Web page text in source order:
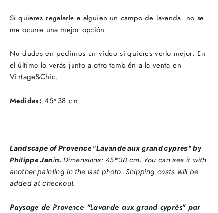
Si quieres regalarle a alguien un campo de lavanda, no se
me ocurre una mejor opción.
No dudes en pedirnos un vídeo si quieres verlo mejor. En
el último lo verás junto a otro también a la venta en
Vintage&Chic.
Medidas: 45*38 cm
Landscape of Provence "Lavande aux grand cypres" by
Philippe Janin. Dimensions: 45*38 cm. You can see it with
another painting in the last photo. Shipping costs will be
added at checkout.
Paysage de Provence "Lavande aux grand cyprès" par